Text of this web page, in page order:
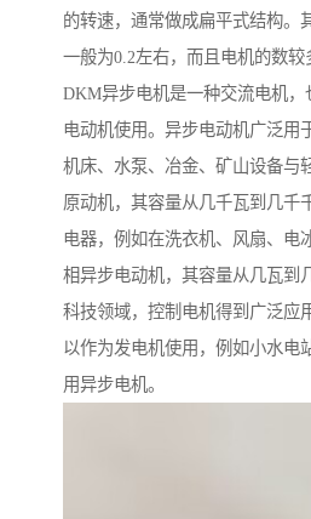
的转速，通常做成扁平式结构。
一般为0.2左右，而且电机的数较
DKM异步电机是一种交流电机
电动机使用。异步电动机广泛用
机床、水泵、冶金、矿山设备与
原动机，其容量从几千瓦到几千
电器，例如在洗衣机、风扇、电
相异步电动机，其容量从几瓦到
科技领域，控制电机得到广泛应
以作为发电机使用，例如小水电
用异步电机。